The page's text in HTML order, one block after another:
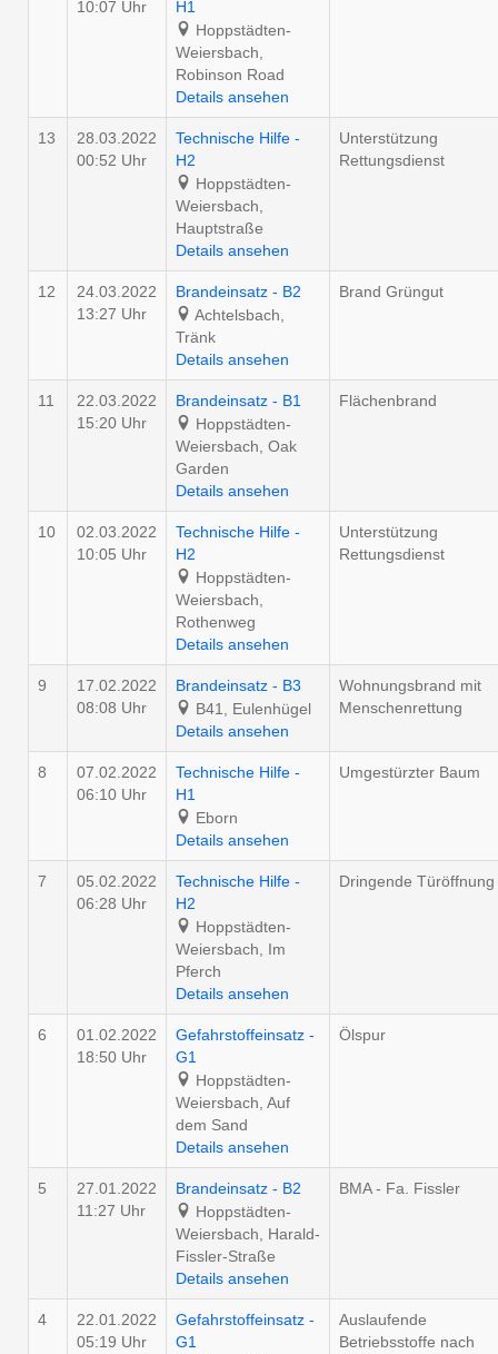
10:07 Uhr
H1
Hoppstädten-
Weiersbach,
Robinson Road
Details ansehen
13
28.03.2022
00:52 Uhr
Technische Hilfe -
H2
Hoppstädten-
Weiersbach,
Hauptstraße
Details ansehen
Unterstützung
Rettungsdienst
12
24.03.2022
13:27 Uhr
Brandeinsatz - B2
Achtelsbach,
Tränk
Details ansehen
Brand Grüngut
11
22.03.2022
15:20 Uhr
Brandeinsatz - B1
Hoppstädten-
Weiersbach, Oak
Garden
Details ansehen
Flächenbrand
10
02.03.2022
10:05 Uhr
Technische Hilfe -
H2
Hoppstädten-
Weiersbach,
Rothenweg
Details ansehen
Unterstützung
Rettungsdienst
9
17.02.2022
08:08 Uhr
Brandeinsatz - B3
B41, Eulenhügel
Details ansehen
Wohnungsbrand mit
Menschenrettung
8
07.02.2022
06:10 Uhr
Technische Hilfe -
H1
Eborn
Details ansehen
Umgestürzter Baum
7
05.02.2022
06:28 Uhr
Technische Hilfe -
H2
Hoppstädten-
Weiersbach, Im
Pferch
Details ansehen
Dringende Türöffnung
6
01.02.2022
18:50 Uhr
Gefahrstoffeinsatz -
G1
Hoppstädten-
Weiersbach, Auf
dem Sand
Details ansehen
Ölspur
5
27.01.2022
11:27 Uhr
Brandeinsatz - B2
Hoppstädten-
Weiersbach, Harald-
Fissler-Straße
Details ansehen
BMA - Fa. Fissler
4
22.01.2022
05:19 Uhr
Gefahrstoffeinsatz -
G1
Auslaufende
Betriebsstoffe nach